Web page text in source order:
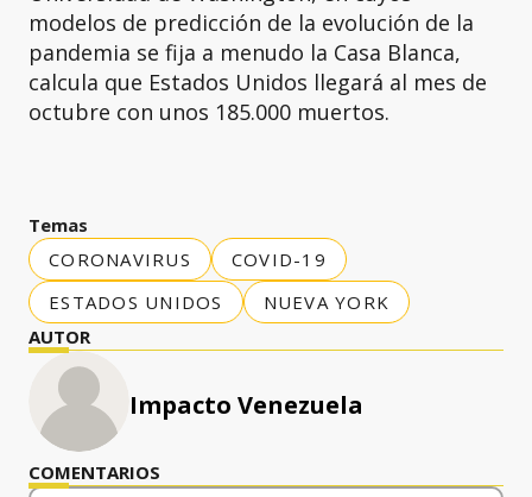
modelos de predicción de la evolución de la
pandemia se fija a menudo la Casa Blanca,
calcula que Estados Unidos llegará al mes de
octubre con unos 185.000 muertos.
Temas
CORONAVIRUS
COVID-19
ESTADOS UNIDOS
NUEVA YORK
AUTOR
Impacto Venezuela
COMENTARIOS